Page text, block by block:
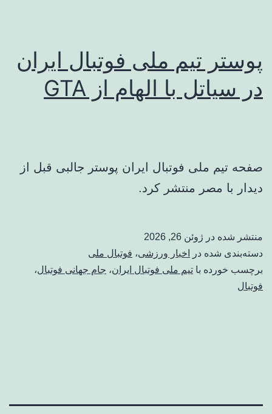
پوستر تیم ملی فوتبال ایران
در سیاتل با الهام از GTA
صفحه تیم ملی فوتبال ایران پوستر جالبی قبل از
دیدار با مصر منتشر کرد.
منتشر شده در ژوئن 26, 2026
دسته‌بندی شده در
اخبار ورزشی، فوتبال ملی
برچسب خورده با تیم ملی فوتبال ایران، جام جهانی فوتبال،
فوتبال